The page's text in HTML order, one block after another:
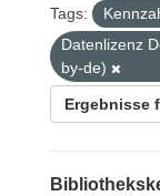
Tags:
Datenlizenz
by-de)
Ergebnisse